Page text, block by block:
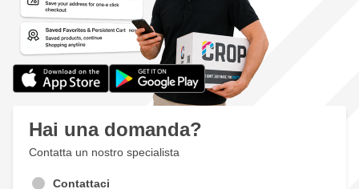
Hai una domanda?
Contatta un nostro specialista
Contattaci